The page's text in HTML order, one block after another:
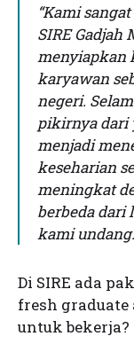
“Kami
SIRE
menyiapkan
karyawan
negeri.
pikirnya dari
menjadi
keseharian
meningkat
berbeda dari
kami
Di SIRE ada
fresh graduate
untuk bekerja?